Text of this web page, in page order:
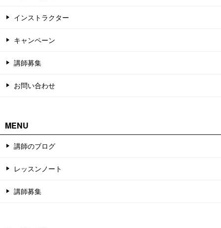
インストラクター
キャンペーン
講師募集
お問い合わせ
MENU
講師のブログ
レッスンノート
講師募集